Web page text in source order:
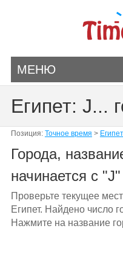
МЕНЮ
Египет: J...
Позиция: Точное время > Египет
Города,
начинается с "J"
Проверьте текущее
Египет. Найдено число
Нажмите на название